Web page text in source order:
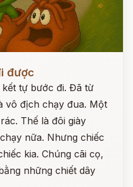
được
kết tự bước đi. Đã từ
vô địch chạy đua. Một
Thế là đôi giày
nữa. Nhưng chiếc
kia. Chúng cãi cọ,
những chiết dây